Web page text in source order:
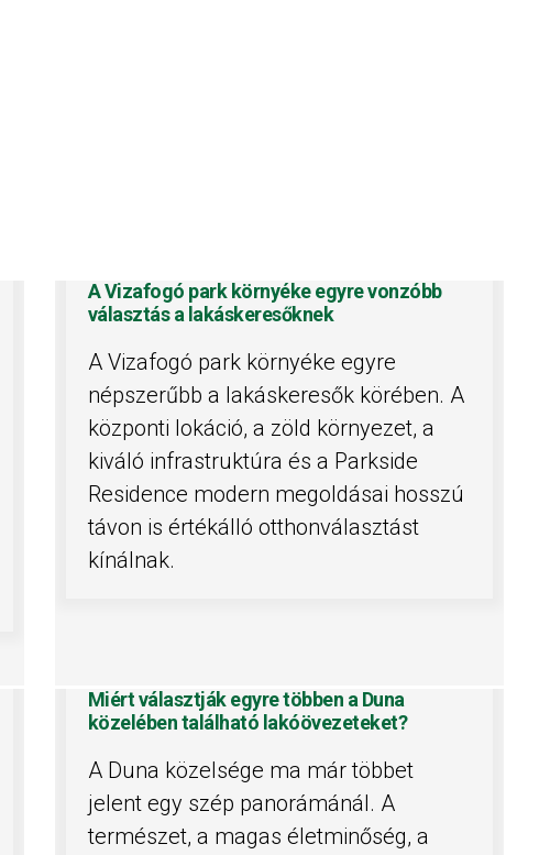
A Vizafogó park környéke egyre vonzóbb
választás a lakáskeresőknek
A Vizafogó park környéke egyre
népszerűbb a lakáskeresők körében. A
központi lokáció, a zöld környezet, a
kiváló infrastruktúra és a Parkside
Residence modern megoldásai hosszú
távon is értékálló otthonválasztást
kínálnak.
Miért választják egyre többen a Duna
közelében található lakóövezeteket?
A Duna közelsége ma már többet
jelent egy szép panorámánál. A
természet, a magas életminőség, a